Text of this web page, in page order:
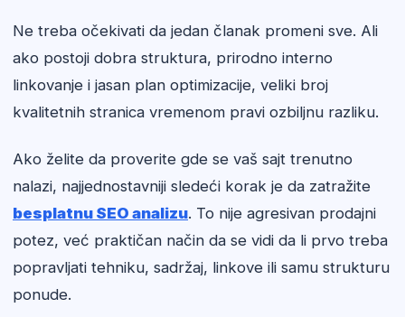
Ne treba očekivati da jedan članak promeni sve. Ali
ako postoji dobra struktura, prirodno interno
linkovanje i jasan plan optimizacije, veliki broj
kvalitetnih stranica vremenom pravi ozbiljnu razliku.
Ako želite da proverite gde se vaš sajt trenutno
nalazi, najjednostavniji sledeći korak je da zatražite
besplatnu SEO analizu. To nije agresivan prodajni
potez, već praktičan način da se vidi da li prvo treba
popravljati tehniku, sadržaj, linkove ili samu strukturu
ponude.